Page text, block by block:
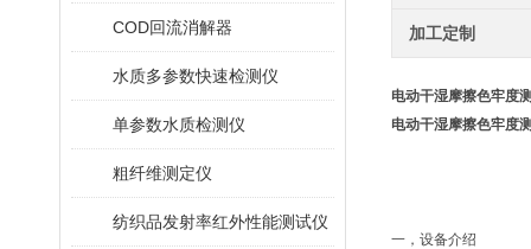
COD回流消解器
水质多参数快速检测仪
单参数水质检测仪
粗纤维测定仪
纺织品发射率红外性能测试仪
加工定制
电动干湿摩擦色牢度
电动干湿摩擦色牢度
一， 设备介绍